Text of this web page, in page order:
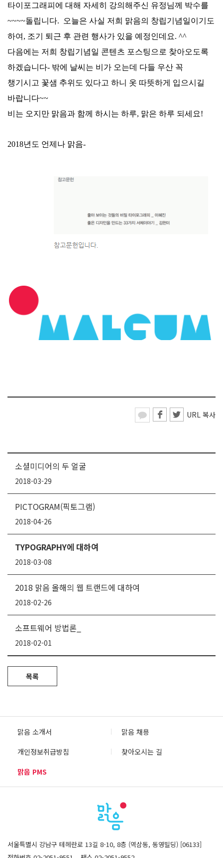
타이포그래피에 대해 자세히 강의해주신 유정님께 박수를
~~~~돌립니다. 오늘은 사실 저희 맑음의 창립기념일이기도
하여, 조기 퇴근 후 관련 행사가 있을 예정인데요. ^^
다음에는 저희 창립기념일 콘텐츠 포스팅으로 찾아오도록
하겠습니다- 밖에 날씨는 비가 오는데 다들 우산 꼭
챙기시고 꽃샘 추위도 있다고 하니 옷 따뜻하게 입으시길
바랍니다~~
비는 오지만 맑음과 함께 하시는 하루, 맑은 하루 되세요!
2018년도 언제나 맑음-
URL 복사
소셜미디어의 두 얼굴
2018-03-29
PICTOGRAM(픽토그램)
2018-04-26
TYPOGRAPHY에 대하여
2018-03-08
2018 맑음 올해의 웹 트랜드에 대하여
2018-02-26
소프트웨어 방법론_
2018-02-01
목록
맑음 소개서
맑음 채용
개인정보취급방침
찾아오시는 길
맑음 PMS
서울특별시 강남구 테헤란로 13길 8-10, 8층 (역삼동, 동영빌딩) [06133]